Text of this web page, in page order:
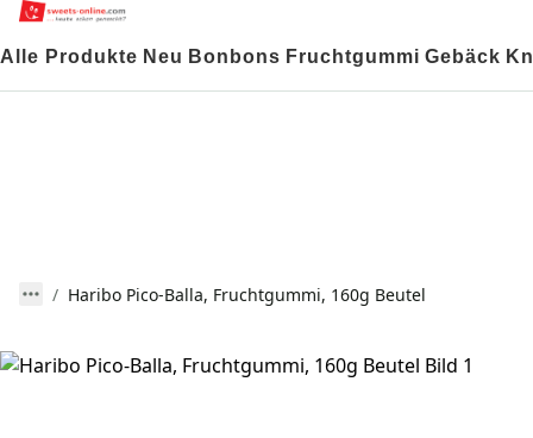
Alle Produkte Neu Bonbons Fruchtgummi Gebäck
Haribo Pico-Balla, Fruchtgummi, 160g Beutel